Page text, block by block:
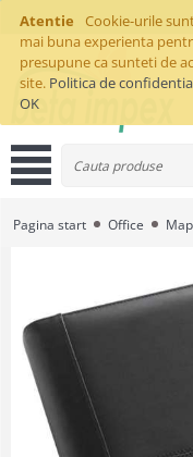
Atentie
Cookie-urile
mai buna experienta
presupune ca sunteti de
site. Politica de
OK
Pagina start Office